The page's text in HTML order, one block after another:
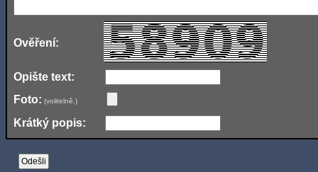
Ověření:
Opište text:
Foto: (volitelně.)
Krátký popis: